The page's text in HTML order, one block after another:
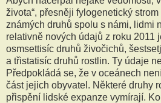
života“, přesněji fylogenetický
známých druhů spolu s námi, lidmi
relativně nových údajů z roku 2011
osmsettisíc druhů živočichů,
a třistatisíc druhů rostlin. Ty údaje
Předpokládá se, že v oceánech
část jejich obyvatel. Některé druhy
přispění lidské expanze vymírají.